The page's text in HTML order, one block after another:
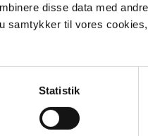
disse data med
samtykker til vores
Statistik